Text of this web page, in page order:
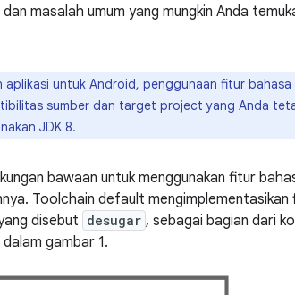
masalah umum yang mungkin Anda
aplikasi untuk Android, penggunaan fitur
sumber dan target project yang Anda
JDK 8.
bawaan untuk menggunakan fitur
Toolchain default
disebut desugar , sebagai bagian dari
gambar 1.